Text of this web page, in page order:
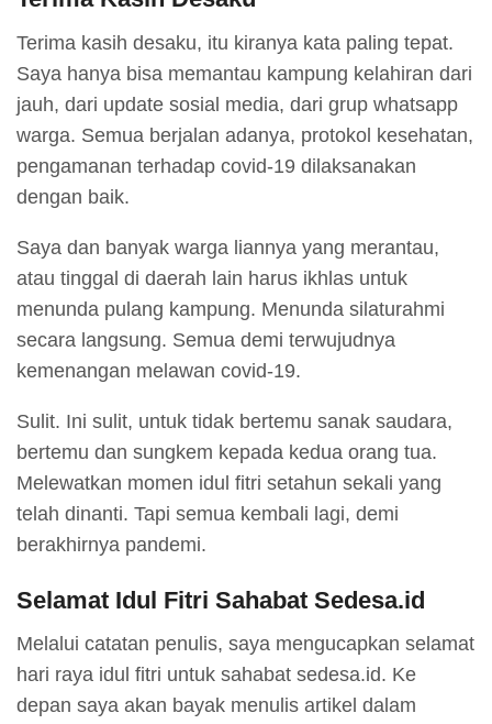
Terima kasih desaku, itu kiranya kata paling tepat.
Saya hanya bisa memantau kampung kelahiran dari
jauh, dari update sosial media, dari grup whatsapp
warga. Semua berjalan adanya, protokol kesehatan,
pengamanan terhadap covid-19 dilaksanakan
dengan baik.
Saya dan banyak warga liannya yang merantau,
atau tinggal di daerah lain harus ikhlas untuk
menunda pulang kampung. Menunda silaturahmi
secara langsung. Semua demi terwujudnya
kemenangan melawan covid-19.
Sulit. Ini sulit, untuk tidak bertemu sanak saudara,
bertemu dan sungkem kepada kedua orang tua.
Melewatkan momen idul fitri setahun sekali yang
telah dinanti. Tapi semua kembali lagi, demi
berakhirnya pandemi.
Selamat Idul Fitri Sahabat Sedesa.id
Melalui catatan penulis, saya mengucapkan selamat
hari raya idul fitri untuk sahabat sedesa.id. Ke
depan saya akan bayak menulis artikel dalam